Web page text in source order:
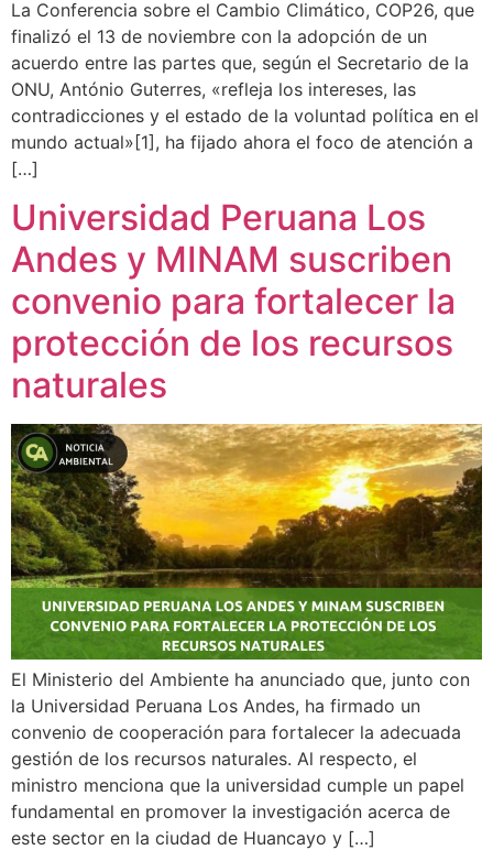
La Conferencia sobre el Cambio Climático, COP26, que
finalizó el 13 de noviembre con la adopción de un
acuerdo entre las partes que, según el Secretario de la
ONU, António Guterres, «refleja los intereses, las
contradicciones y el estado de la voluntad política en el
mundo actual»[1], ha fijado ahora el foco de atención a
[…]
Universidad Peruana Los
Andes y MINAM suscriben
convenio para fortalecer la
protección de los recursos
naturales
El Ministerio del Ambiente ha anunciado que, junto con
la Universidad Peruana Los Andes, ha firmado un
convenio de cooperación para fortalecer la adecuada
gestión de los recursos naturales. Al respecto, el
ministro menciona que la universidad cumple un papel
fundamental en promover la investigación acerca de
este sector en la ciudad de Huancayo y […]